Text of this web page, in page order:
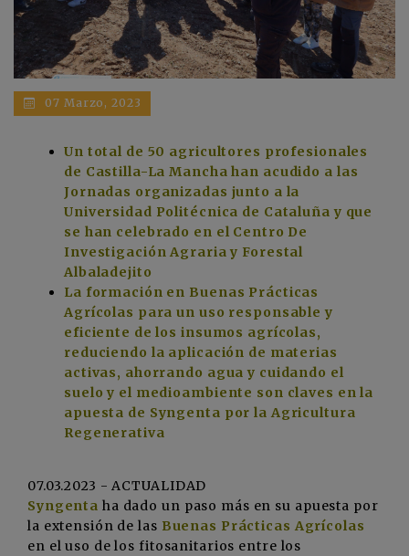
07 Marzo, 2023
Un total de 50 agricultores profesionales
de Castilla-La Mancha han acudido a las
Jornadas organizadas junto a la
Universidad Politécnica de Cataluña y que
se han celebrado en el Centro De
Investigación Agraria y Forestal
Albaladejito
La formación en Buenas Prácticas
Agrícolas para un uso responsable y
eficiente de los insumos agrícolas,
reduciendo la aplicación de materias
activas, ahorrando agua y cuidando el
suelo y el medioambiente son claves en la
apuesta de Syngenta por la Agricultura
Regenerativa
07.03.2023 - ACTUALIDAD
Syngenta ha dado un paso más en su apuesta por
la extensión de las Buenas Prácticas Agrícolas
en el uso de los fitosanitarios entre los